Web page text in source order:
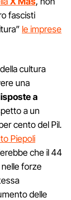
fascisti
le imprese
cultura
una
a
a un
cento del Pil.
Piepoli
che il 44
forze
delle